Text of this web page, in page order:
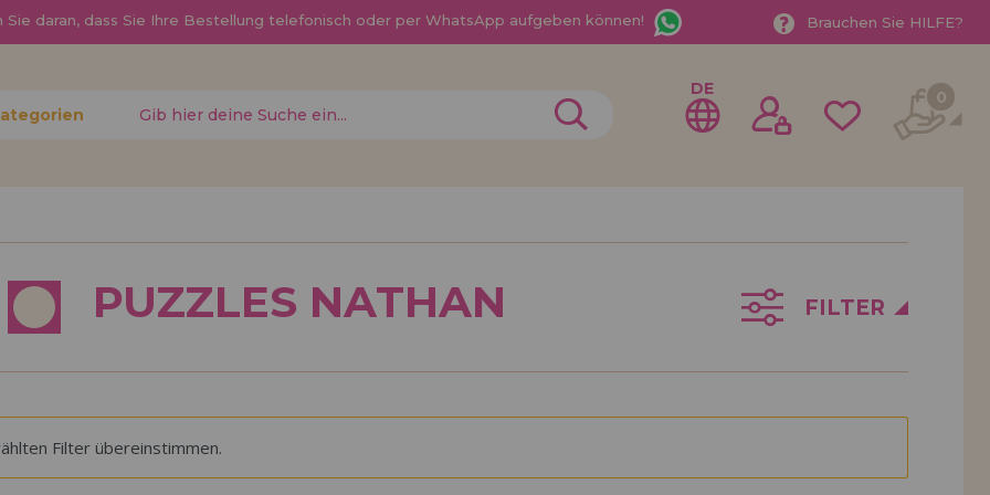
Sie daran, dass Sie Ihre Bestellung telefonisch oder per WhatsApp aufgeben können! Brauchen Sie HILFE?
Sie
neuer Händler
Sind Sie ein Profi oder ein Unternehmen? Möchten Sie unsere Produkte in
Sie mehr über unsere Verkaufsbedingungen mit speziellen Rabatten für
DE 0
PUZZLES NATHAN FILTER
Filter übereinstimmen.